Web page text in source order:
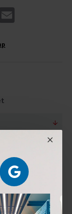
kaya
2°C ile